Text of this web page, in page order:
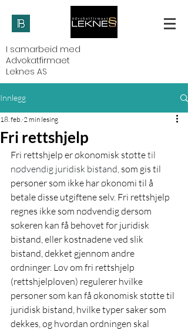
I samarbeid med
Advokatfirmaet
Leknes AS
Innlegg
Fri rettshjelp
18. feb. 2 min lesing
Fri rettshjelp er økonomisk støtte til
nødvendig juridisk bistand, som gis til
personer som ikke har økonomi til å
betale disse utgiftene selv. Fri rettshjelp
regnes ikke som nødvendig dersom
søkeren kan få behovet for juridisk
bistand, eller kostnadene ved slik
bistand, dekket gjennom andre
ordninger. Lov om fri rettshjelp
(rettshjelploven) regulerer hvilke
personer som kan få økonomisk støtte til
juridisk bistand, hvilke typer saker som
dekkes, og hvordan ordningen skal